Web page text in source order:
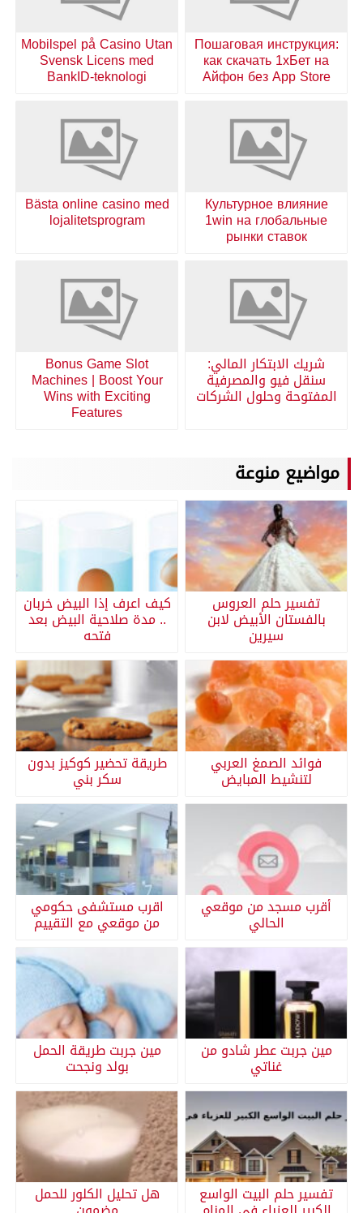
Пошаговая инструкция:
как скачать 1хБет на
Айфон без App Store
Mobilspel på Casino Utan
Svensk Licens med
BankID-teknologi
Культурное влияние
1win на глобальные
рынки ставок
Bästa online casino med
lojalitetsprogram
شريك الابتكار المالي:
سنقل فيو والمصرفية
المفتوحة وحلول الشركات
Bonus Game Slot
Machines | Boost Your
Wins with Exciting
Features
مواضيع منوعة
تفسير حلم العروس
بالفستان الأبيض لابن
سيرين
كيف اعرف إذا البيض خربان
.. مدة صلاحية البيض بعد
فتحه
فوائد الصمغ العربي
لتنشيط المبايض
طريقة تحضير كوكيز بدون
سكر بني
أقرب مسجد من موقعي
الحالي
اقرب مستشفى حكومي
من موقعي مع التقييم
مين جربت عطر شادو من
غناتي
مين جربت طريقة الحمل
بولد ونجحت
تفسير حلم البيت الواسع هل تحليل الكلور للحمل